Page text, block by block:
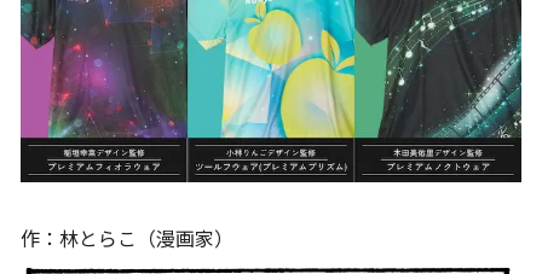
作：林とらこ（漫画家）